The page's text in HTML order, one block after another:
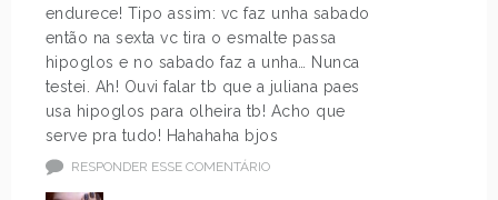
endurece! Tipo assim: vc faz unha sabado
então na sexta vc tira o esmalte passa
hipoglos e no sabado faz a unha… Nunca
testei. Ah! Ouvi falar tb que a juliana paes
usa hipoglos para olheira tb! Acho que
serve pra tudo! Hahahaha bjos
RESPONDER ESSE COMENTÁRIO